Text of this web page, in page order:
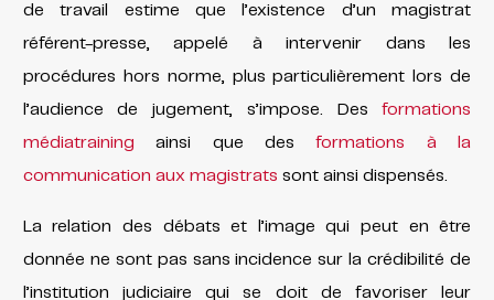
de travail estime que l’existence d’un magistrat
référent-presse, appelé à intervenir dans les
procédures hors norme, plus particulièrement lors de
l’audience de jugement, s’impose. Desformations
médiatraining ainsi que desformations à la
communication aux magistrats sont ainsi dispensés.
La relation des débats et l’image qui peut en être
donnée ne sont pas sans incidence sur la crédibilité de
l’institution judiciaire qui se doit de favoriser leur